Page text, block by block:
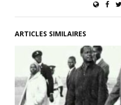
ARTICLES SIMILAIRES